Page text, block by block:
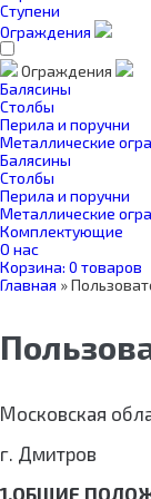
Ступени
Ограждения
Ограждения
Балясины
Столбы
Перила и поручни
Металлические
Балясины
Столбы
Перила и поручни
Металлические
Комплектующие
О нас
Корзина: 0 товаров
Главная »
Московская
г. Дмитров
1.ОБЩИЕ